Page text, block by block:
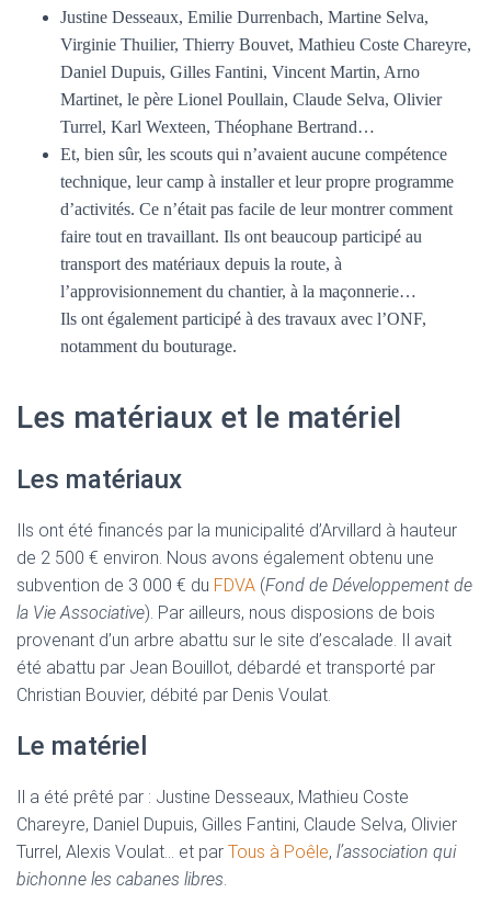
Justine Desseaux, Emilie Durrenbach, Martine Selva,
Virginie Thuilier, Thierry Bouvet, Mathieu Coste Chareyre,
Daniel Dupuis, Gilles Fantini, Vincent Martin, Arno
Martinet, le père Lionel Poullain, Claude Selva, Olivier
Turrel, Karl Wexteen, Théophane Bertrand…
Et, bien sûr, les scouts qui n’avaient aucune compétence
technique, leur camp à installer et leur propre programme
d’activités. Ce n’était pas facile de leur montrer comment
faire tout en travaillant. Ils ont beaucoup participé au
transport des matériaux depuis la route, à
l’approvisionnement du chantier, à la maçonnerie…
Ils ont également participé à des travaux avec l’ONF,
notamment du bouturage.
Les matériaux et le matériel
Les matériaux
Ils ont été financés par la municipalité d’Arvillard à hauteur
de 2 500 € environ. Nous avons également obtenu une
subvention de 3 000 € du FDVA (Fond de Développement de
la Vie Associative). Par ailleurs, nous disposions de bois
provenant d’un arbre abattu sur le site d’escalade. Il avait
été abattu par Jean Bouillot, débardé et transporté par
Christian Bouvier, débité par Denis Voulat.
Le matériel
Il a été prêté par : Justine Desseaux, Mathieu Coste
Chareyre, Daniel Dupuis, Gilles Fantini, Claude Selva, Olivier
Turrel, Alexis Voulat… et par Tous à Poêle, l’association qui
bichonne les cabanes libres